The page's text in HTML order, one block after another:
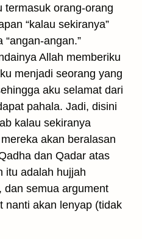
termasuk orang-orang
“kalau sekiranya”
angan.”
Allah memberiku
menjadi seorang yang
aku selamat dari
pahala. Jadi, disini
kalau sekiranya
akan beralasan
dan Qadar atas
itu adalah hujjah
dan semua argument
nanti akan lenyap (tidak